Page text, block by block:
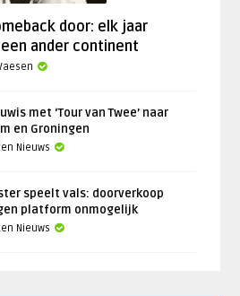
door: elk jaar
ander continent
met ‘Tour van Twee’ naar
en Groningen
Nieuws
speelt vals: doorverkoop
platform onmogelijk
Nieuws